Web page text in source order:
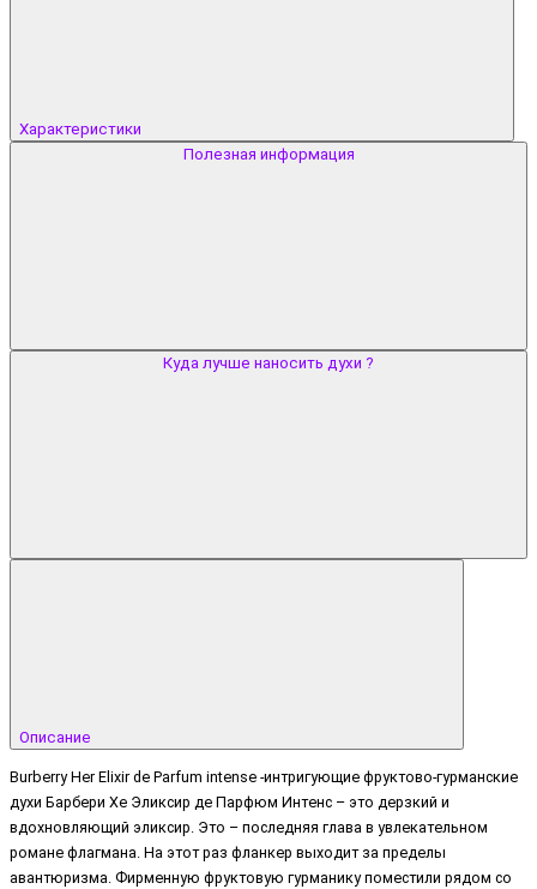
Характеристики
Полезная информация
Куда лучше наносить духи ?
Описание
Burberry Her Elixir de Parfum intense -интригующие фруктово-гурманские
духи Барбери Хе Эликсир де Парфюм Интенс – это дерзкий и
вдохновляющий эликсир. Это – последняя глава в увлекательном
романе флагмана. На этот раз фланкер выходит за пределы
авантюризма. Фирменную фруктовую гурманику поместили рядом со